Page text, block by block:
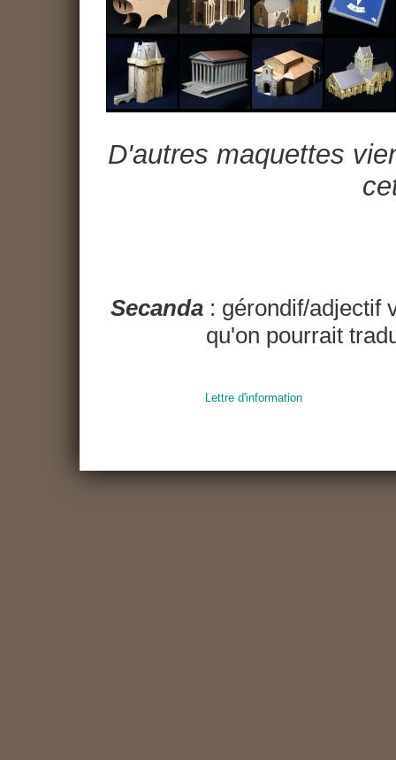
D'autres maquettes
Secanda: gérondif/adjectif
qu'on pourrait
Lettre d'information